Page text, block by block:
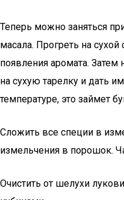
Теперь можно заняться
масала. Прогреть на
появления аромата.
на сухую тарелку и дать
температуре, это займет
Сложить все специи в
измельчения в порошок.
Очистить от шелухи